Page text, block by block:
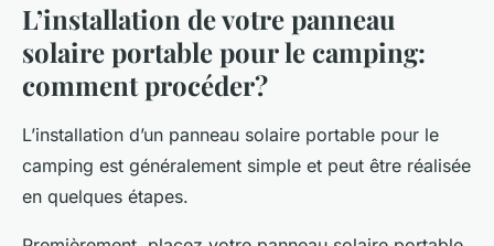
L’installation de votre panneau
solaire portable pour le camping:
comment procéder?
L’installation d’un panneau solaire portable pour le
camping est généralement simple et peut être réalisée
en quelques étapes.